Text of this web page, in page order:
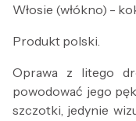
Włosie (włókno) -
Produkt polski.
Oprawa z litego
powodować jego
szczotki, jedynie